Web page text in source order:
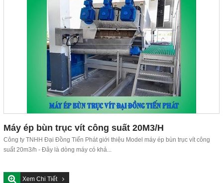
Máy ép bùn trục vít công suất 20M3/H
Công ty TNHH Đại Đồng Tiến Phát giới thiệu Model máy ép bùn trục vít công
suất 20m3/h - Đây là dòng máy có khả...
Xem Chi Tiết